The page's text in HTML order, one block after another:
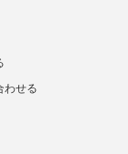
わせる